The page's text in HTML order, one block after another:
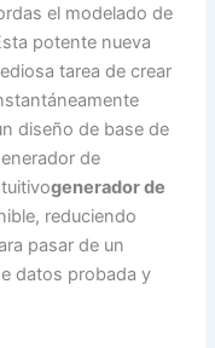
el modelado de
potente nueva
tarea de crear
diseño de base de
de
generador de
reduciendo
pasar de un
datos probada y